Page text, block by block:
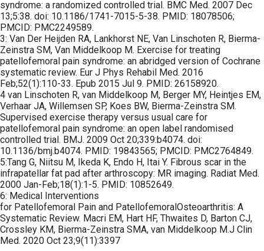
syndrome: a randomized controlled trial. BMC Med. 2007 Dec
13;5:38. doi: 10.1186/1741-7015-5-38. PMID: 18078506;
PMCID: PMC2249589.
3: Van Der Heijden RA, Lankhorst NE, Van Linschoten R, Bierma-
Zeinstra SM, Van Middelkoop M. Exercise for treating
patellofemoral pain syndrome: an abridged version of Cochrane
systematic review. Eur J Phys Rehabil Med. 2016
Feb;52(1):110-33. Epub 2015 Jul 9. PMID: 26158920.
4 van Linschoten R, van Middelkoop M, Berger MY, Heintjes EM,
Verhaar JA, Willemsen SP, Koes BW, Bierma-Zeinstra SM.
Supervised exercise therapy versus usual care for
patellofemoral pain syndrome: an open label randomised
controlled trial. BMJ. 2009 Oct 20;339:b4074. doi:
10.1136/bmj.b4074. PMID: 19843565; PMCID: PMC2764849.
5:Tang G, Niitsu M, Ikeda K, Endo H, Itai Y. Fibrous scar in the
infrapatellar fat pad after arthroscopy: MR imaging. Radiat Med.
2000 Jan-Feb;18(1):1-5. PMID: 10852649.
6: Medical Interventions
for Patellofemoral Pain and PatellofemoralOsteoarthritis: A
Systematic Review. Macri EM, Hart HF, Thwaites D, Barton CJ,
Crossley KM, Bierma-Zeinstra SMA, van Middelkoop M.J Clin
Med. 2020 Oct 23;9(11):3397